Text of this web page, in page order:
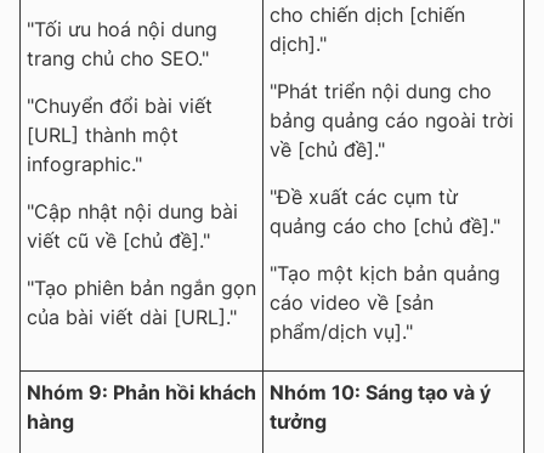
"Tối ưu hoá nội dung
trang chủ cho SEO."
"Chuyển đổi bài viết
[URL] thành một
infographic."
"Cập nhật nội dung bài
viết cũ về [chủ đề]."
"Tạo phiên bản ngắn gọn
của bài viết dài [URL]."
cho chiến dịch [chiến
dịch]."
"Phát triển nội dung cho
bảng quảng cáo ngoài trời
về [chủ đề]."
"Đề xuất các cụm từ
quảng cáo cho [chủ đề]."
"Tạo một kịch bản quảng
cáo video về [sản
phẩm/dịch vụ]."
Nhóm 9: Phản hồi khách
hàng
Nhóm 10: Sáng tạo và ý
tưởng